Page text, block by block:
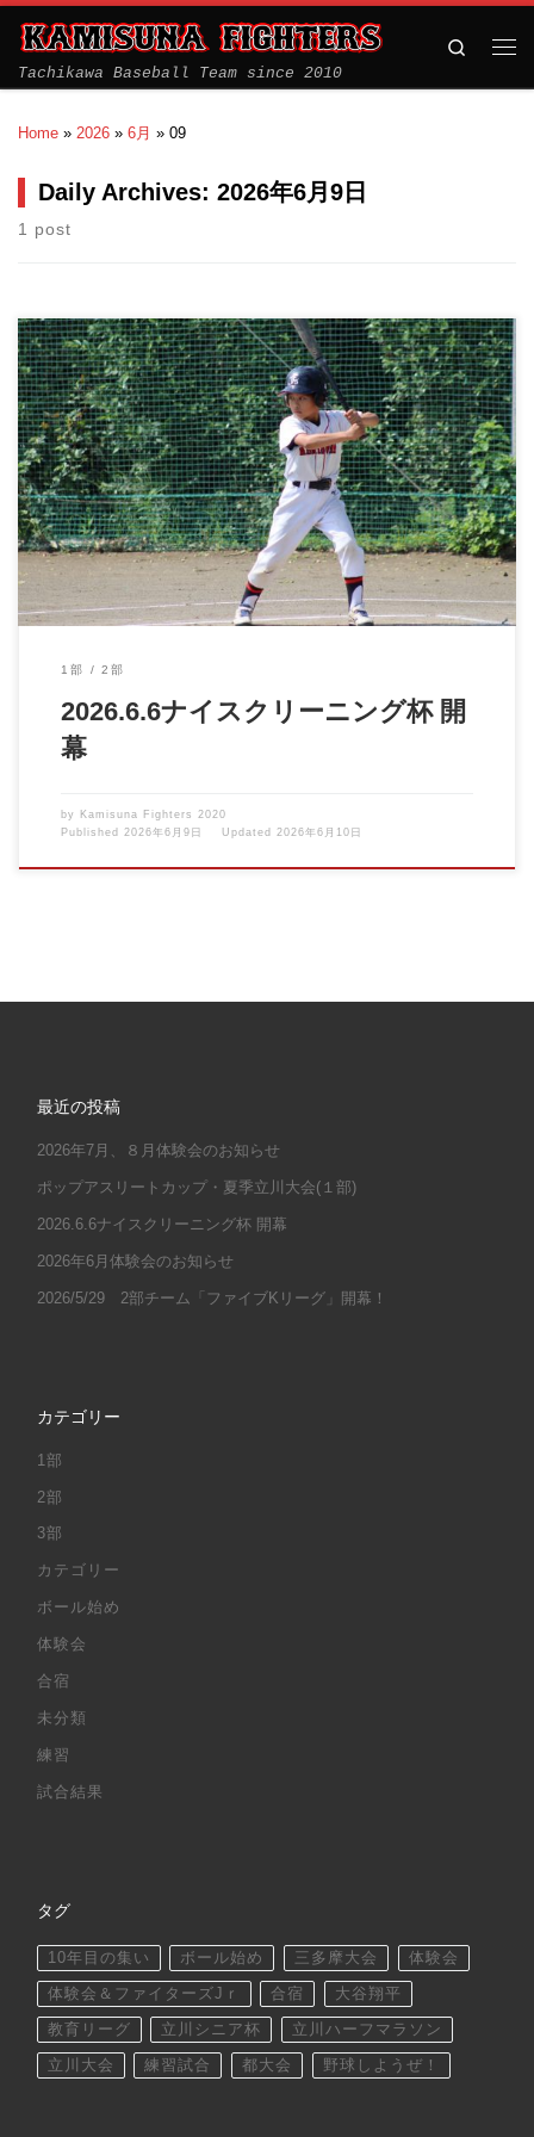
Tachikawa Baseball Team since 2010
Search
Home » 2026 » 6月 » 09
Daily Archives: 2026年6月9日
1 post
初夏の暑さをものともせず、上砂ファイターズ１部の熱い夏のシ
ーズンがはじまりました […]
1部 2部
2026.6.6ナイスクリーニング杯 開
幕
by Kamisuna Fighters 2020
Published 2026年6月9日 Updated 2026年6月10日
最近の投稿
2026年7月、８月体験会のお知らせ
ポップアスリートカップ・夏季立川大会(１部)
2026.6.6ナイスクリーニング杯 開幕
2026年6月体験会のお知らせ
2026/5/29 2部チーム「ファイブKリーグ」開幕！
カテゴリー
1部
2部
3部
カテゴリー
ボール始め
体験会
合宿
未分類
練習
試合結果
タグ
10年目の集い ボール始め 三多摩大会 体験会
体験会＆ファイターズJｒ 合宿 大谷翔平
教育リーグ 立川シニア杯 立川ハーフマラソン
立川大会 練習試合 都大会 野球しようぜ！